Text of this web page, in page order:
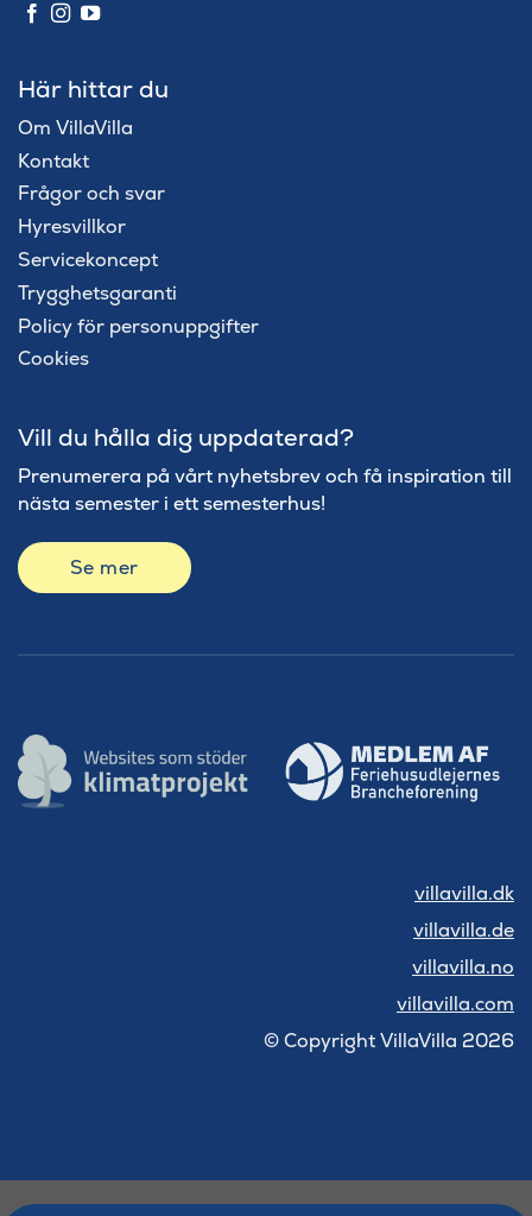
Här hittar du
Om VillaVilla
Kontakt
Frågor och svar
Hyresvillkor
Servicekoncept
Trygghetsgaranti
Policy för personuppgifter
Cookies
Vill du hålla dig uppdaterad?
Prenumerera på vårt nyhetsbrev och få inspiration till
nästa semester i ett semesterhus!
Se mer
villavilla.dk
villavilla.de
villavilla.no
villavilla.com
© Copyright VillaVilla 2026